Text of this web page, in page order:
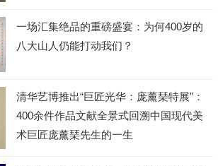
一场汇集绝品的重磅盛宴：为何400岁的
八大山人仍能打动我们？
清华艺博推出“巨匠光华：庞薰琹特展”：
400余件作品文献全景式回溯中国现代美
术巨匠庞薰琹先生的一生